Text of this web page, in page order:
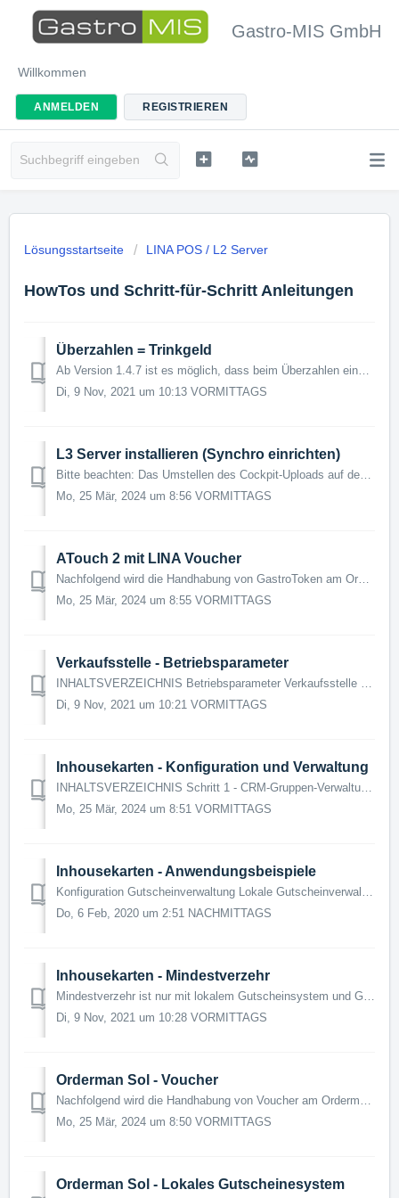
Gastro-MIS GmbH
Willkommen
ANMELDEN REGISTRIEREN
Lösungsstartseite LINA POS / L2 Server
HowTos und Schritt-für-Schritt Anleitungen
Überzahlen = Trinkgeld
Ab Version 1.4.7 ist es möglich, dass beim Überzahlen eines Tisches der Differenzbetrag automatisch in Trinkgeld verrechnet wird. Nachfolgend sind die nöti...
Di, 9 Nov, 2021 um 10:13 VORMITTAGS
L3 Server installieren (Synchro einrichten)
Bitte beachten: Das Umstellen des Cockpit-Uploads auf den Amadeus III-Server darf nur stattfinden, wenn noch keine Umsätze im aktuellen Geschäftstag gener...
Mo, 25 Mär, 2024 um 8:56 VORMITTAGS
ATouch 2 mit LINA Voucher
Nachfolgend wird die Handhabung von GastroToken am Orderman Sol und Orderman 7 erläutert. Folgende Grundvoraussetzungen müssen vorliegen: Ihr Kassente...
Mo, 25 Mär, 2024 um 8:55 VORMITTAGS
Verkaufsstelle - Betriebsparameter
INHALTSVERZEICHNIS Betriebsparameter Verkaufsstelle Es kommt immer wieder vor, dass Sie bei der täglichen Arbeit mit den Begriffen Verkaufsstelle oder...
Di, 9 Nov, 2021 um 10:21 VORMITTAGS
Inhousekarten - Konfiguration und Verwaltung
INHALTSVERZEICHNIS Schritt 1 - CRM-Gruppen-Verwaltung Schritt 2 - CRM-Regel-Verwaltung Schritt 3 - Inhouse-Karten-Kundenverwaltung/Karte anlegen Anwend...
Mo, 25 Mär, 2024 um 8:51 VORMITTAGS
Inhousekarten - Anwendungsbeispiele
Konfiguration Gutscheinverwaltung Lokale Gutscheinverwaltung Konfiguration Inhousekarte Konfiguration und Verwaltung weitere Infos finden sich im Vide...
Do, 6 Feb, 2020 um 2:51 NACHMITTAGS
Inhousekarten - Mindestverzehr
Mindestverzehr ist nur mit lokalem Gutscheinsystem und GastroToken möglich. Anwendung Um den Mindestverzehr auf einen Tisch zu aktivieren, muss zuerst ein...
Di, 9 Nov, 2021 um 10:28 VORMITTAGS
Orderman Sol - Voucher
Nachfolgend wird die Handhabung von Voucher am Orderman Sol und Orderman 7 erläutert. Folgende Grundvoraussetzungen müssen vorliegen: Ihre Kassentechn...
Mo, 25 Mär, 2024 um 8:50 VORMITTAGS
Orderman Sol - Lokales Gutscheinesystem